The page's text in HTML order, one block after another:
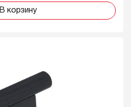
В корзину